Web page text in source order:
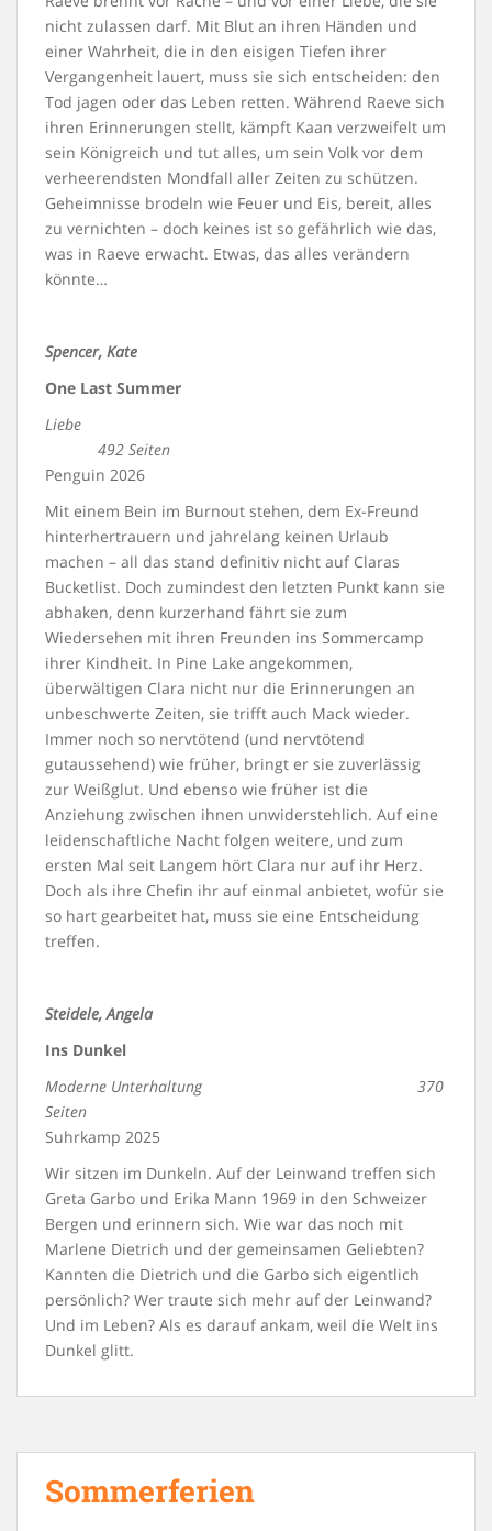
nicht zulassen darf. Mit Blut an ihren Händen und
einer Wahrheit, die in den eisigen Tiefen ihrer
Vergangenheit lauert, muss sie sich entscheiden: den
Tod jagen oder das Leben retten. Während Raeve sich
ihren Erinnerungen stellt, kämpft Kaan verzweifelt um
sein Königreich und tut alles, um sein Volk vor dem
verheerendsten Mondfall aller Zeiten zu schützen.
Geheimnisse brodeln wie Feuer und Eis, bereit, alles
zu vernichten – doch keines ist so gefährlich wie das,
was in Raeve erwacht. Etwas, das alles verändern
könnte…
Spencer, Kate
One Last Summer
Liebe
492 Seiten
Penguin 2026
Mit einem Bein im Burnout stehen, dem Ex-Freund
hinterhertrauern und jahrelang keinen Urlaub
machen – all das stand definitiv nicht auf Claras
Bucketlist. Doch zumindest den letzten Punkt kann sie
abhaken, denn kurzerhand fährt sie zum
Wiedersehen mit ihren Freunden ins Sommercamp
ihrer Kindheit. In Pine Lake angekommen,
überwältigen Clara nicht nur die Erinnerungen an
unbeschwerte Zeiten, sie trifft auch Mack wieder.
Immer noch so nervtötend (und nervtötend
gutaussehend) wie früher, bringt er sie zuverlässig
zur Weißglut. Und ebenso wie früher ist die
Anziehung zwischen ihnen unwiderstehlich. Auf eine
leidenschaftliche Nacht folgen weitere, und zum
ersten Mal seit Langem hört Clara nur auf ihr Herz.
Doch als ihre Chefin ihr auf einmal anbietet, wofür sie
so hart gearbeitet hat, muss sie eine Entscheidung
treffen.
Steidele, Angela
Ins Dunkel
Moderne Unterhaltung 370
Seiten
Suhrkamp 2025
Wir sitzen im Dunkeln. Auf der Leinwand treffen sich
Greta Garbo und Erika Mann 1969 in den Schweizer
Bergen und erinnern sich. Wie war das noch mit
Marlene Dietrich und der gemeinsamen Geliebten?
Kannten die Dietrich und die Garbo sich eigentlich
persönlich? Wer traute sich mehr auf der Leinwand?
Und im Leben? Als es darauf ankam, weil die Welt ins
Dunkel glitt.
Sommerferien